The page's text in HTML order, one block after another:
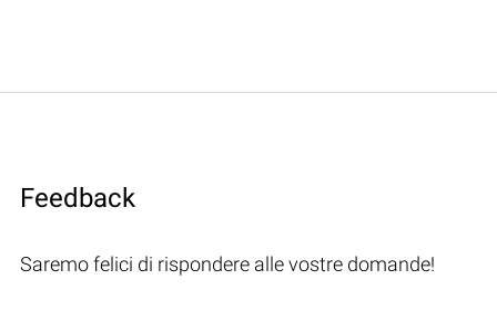
Feedback
Saremo felici di rispondere alle vostre domande!